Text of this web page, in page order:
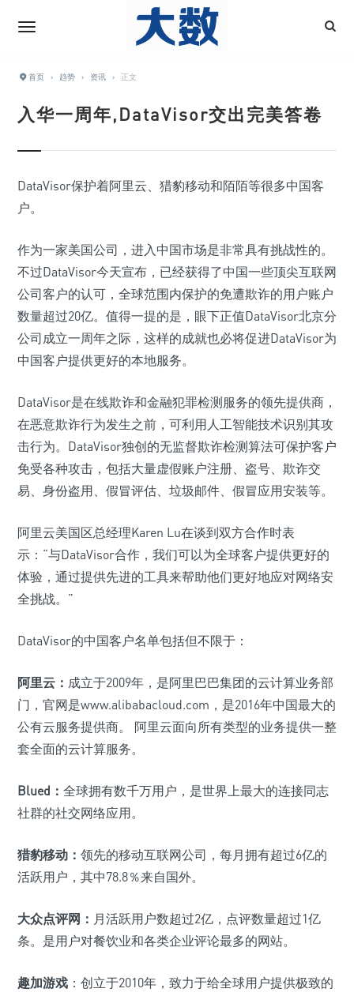
首页 › 趋势 › 资讯 › 正文
入华一周年,DataVisor交出完美答卷
DataVisor保护着阿里云、猎豹移动和陌陌等很多中国客
户。
作为一家美国公司，进入中国市场是非常具有挑战性的。
不过DataVisor今天宣布，已经获得了中国一些顶尖互联网
公司客户的认可，全球范围内保护的免遭欺诈的用户账户
数量超过20亿。值得一提的是，眼下正值DataVisor北京分
公司成立一周年之际，这样的成就也必将促进DataVisor为
中国客户提供更好的本地服务。
DataVisor是在线欺诈和金融犯罪检测服务的领先提供商，
在恶意欺诈行为发生之前，可利用人工智能技术识别其攻
击行为。DataVisor独创的无监督欺诈检测算法可保护客户
免受各种攻击，包括大量虚假账户注册、盗号、欺诈交
易、身份盗用、假冒评估、垃圾邮件、假冒应用安装等。
阿里云美国区总经理Karen Lu在谈到双方合作时表
示：“与DataVisor合作，我们可以为全球客户提供更好的
体验，通过提供先进的工具来帮助他们更好地应对网络安
全挑战。”
DataVisor的中国客户名单包括但不限于：
阿里云： 成立于2009年，是阿里巴巴集团的云计算业务部
门，官网是www.alibabacloud.com，是2016年中国最大的
公有云服务提供商。 阿里云面向所有类型的业务提供一整
套全面的云计算服务。
Blued： 全球拥有数千万用户，是世界上最大的连接同志
社群的社交网络应用。
猎豹移动： 领先的移动互联网公司，每月拥有超过6亿的
活跃用户，其中78.8％来自国外。
大众点评网： 月活跃用户数超过2亿，点评数量超过1亿
条。是用户对餐饮业和各类企业评论最多的网站。
趣加游戏 ：创立于2010年，致力于给全球用户提供极致的